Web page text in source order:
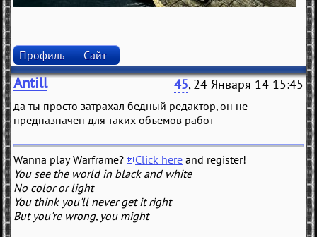
Профиль Сайт
Antill 45, 24 Января 14 15:45
да ты просто затрахал бедный редактор, он не
предназначен для таких объемов работ
Wanna play Warframe? Click here and register!
You see the world in black and white
No color or light
You think you'll never get it right
But you're wrong, you might